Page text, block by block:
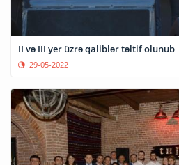
II və III yer üzrə qaliblər təltif olunub
29-05-2022